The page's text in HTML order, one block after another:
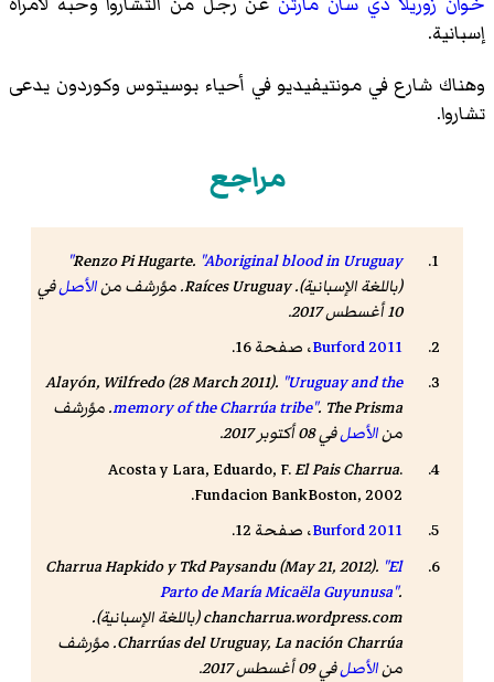
إسبانية.
وهناك شارع في مونتيفيديو في أحياء بوسيتوس وكوردون يدعى
تشاروا.
مراجع
Renzo Pi Hugarte. "Aboriginal blood in Uruguay"
(باللغة الإسبانية). Raíces Uruguay. مؤرشف من
الأصلفي
10 أغسطس 2017
.
Burford 2011، صفحة 16.
Alayón, Wilfredo (28 March 2011). "Uruguay and the
memory of the Charrúa tribe". The Prisma
. مؤرشف
منالأصلفي 08 أكتوبر 2017
.
Acosta y Lara, Eduardo, F.El Pais Charrua.
Fundacion BankBoston, 2002.
Burford 2011، صفحة 12.
Charrua Hapkido y Tkd Paysandu (May 21, 2012). "El
Parto de María Micaëla Guyunusa".
chancharrua.wordpress.com(باللغة الإسبانية).
Charrúas del Uruguay, La nación Charrúa. مؤرشف
منالأصلفي 09 أغسطس 2017
.